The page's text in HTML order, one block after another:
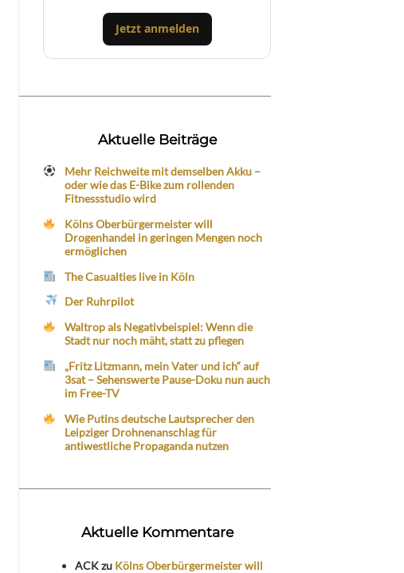
Jetzt anmelden
Aktuelle Beiträge
Mehr Reichweite mit demselben Akku –
oder wie das E-Bike zum rollenden
Fitnessstudio wird
Kölns Oberbürgermeister will
Drogenhandel in geringen Mengen noch
ermöglichen
The Casualties live in Köln
Der Ruhrpilot
Waltrop als Negativbeispiel: Wenn die
Stadt nur noch mäht, statt zu pflegen
„Fritz Litzmann, mein Vater und ich“ auf
3sat – Sehenswerte Pause-Doku nun auch
im Free-TV
Wie Putins deutsche Lautsprecher den
Leipziger Drohnenanschlag für
antiwestliche Propaganda nutzen
Aktuelle Kommentare
ACKzu Kölns Oberbürgermeister will